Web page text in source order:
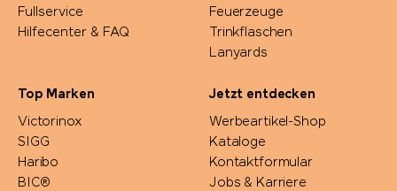
Fullservice
Hilfecenter & FAQ
Feuerzeuge
Trinkflaschen
Lanyards
Top Marken
Victorinox
SIGG
Haribo
BIC®
Jetzt entdecken
Werbeartikel-Shop
Kataloge
Kontaktformular
Jobs & Karriere